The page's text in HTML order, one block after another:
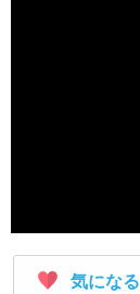
気になる